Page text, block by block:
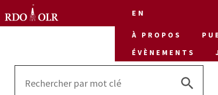
EN
À PROPOS
ÉVÈNEMENTS
Search
Search